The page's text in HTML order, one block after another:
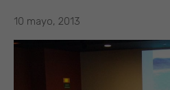
10 mayo, 2013